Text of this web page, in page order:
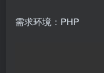
需求环境：PHP